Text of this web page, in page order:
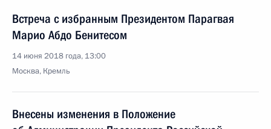
Встреча с избранным Президентом Парагвая
Марио Абдо Бенитесом
14 июня 2018 года, 13:00
Москва, Кремль
Внесены изменения в Положение